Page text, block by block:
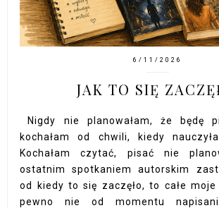
6/11/2026
JAK TO SIĘ
Nigdy nie planowałam, że będę
kochałam od chwili, kiedy
Kochałam czytać, pisać nie
ostatnim spotkaniem autorskim
od kiedy to się zaczęło, to całe
pewno nie od momentu